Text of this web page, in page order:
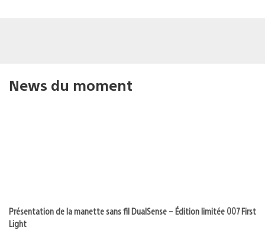
News du moment
Présentation de la manette sans fil DualSense – Édition limitée 007 First
Light